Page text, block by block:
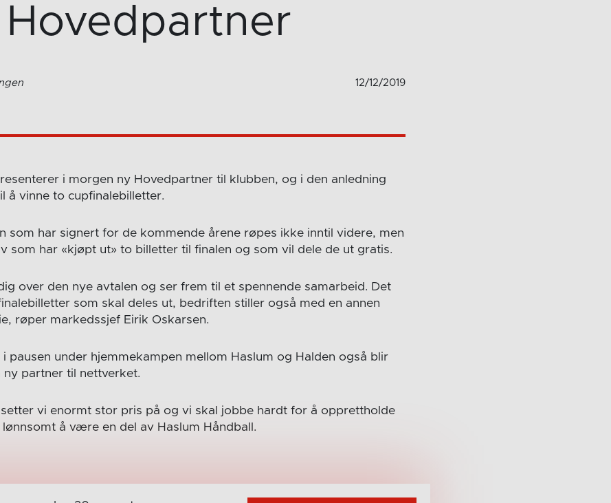
Hovedpartner
12/12/2019
i morgen ny Hovedpartner til klubben, og i den anledning
å vinne to cupfinalebilletter.
som har signert for de kommende årene røpes ikke inntil videre, men
som har «kjøpt ut» to billetter til finalen og som vil dele de ut gratis.
over den nye avtalen og ser frem til et spennende samarbeid. Det
som skal deles ut, bedriften stiller også med en annen
røper markedssjef Eirik Oskarsen.
pausen under hjemmekampen mellom Haslum og Halden også blir
ny partner til nettverket.
vi enormt stor pris på og vi skal jobbe hardt for å opprettholde
å være en del av Haslum Håndball.